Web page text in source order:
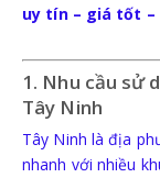
BẢO HỘ HÔ
uy tín – giá tốt –
1. Nhu cầu sử
Tây Ninh
Tây Ninh là địa
nhanh với nhiều